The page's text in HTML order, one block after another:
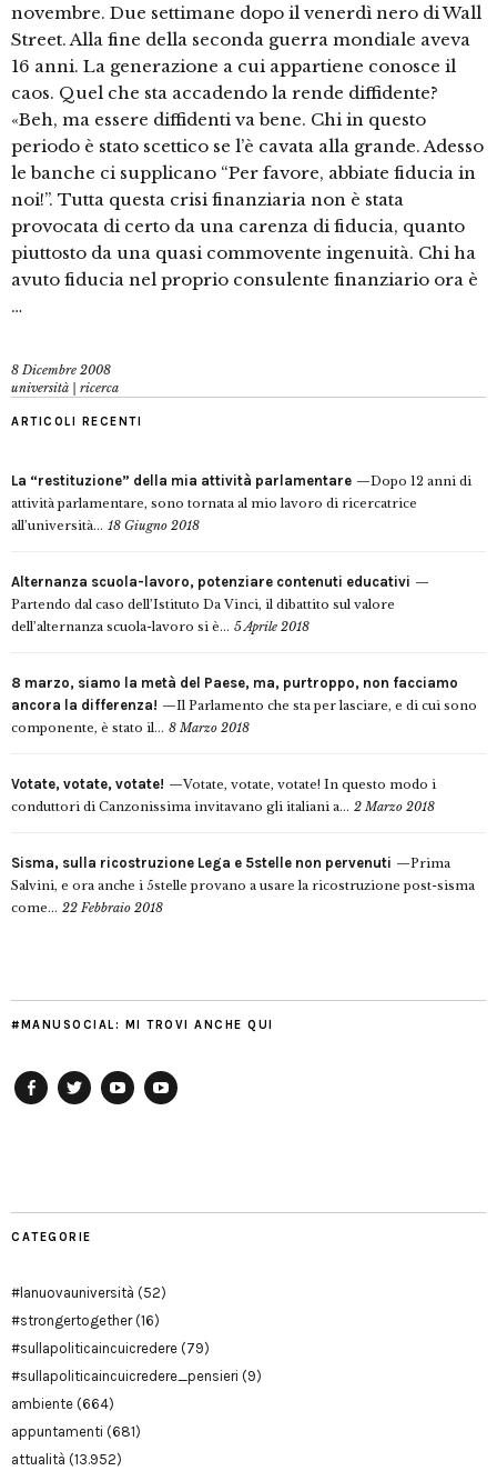
novembre. Due settimane dopo il venerdì nero di Wall
Street. Alla fine della seconda guerra mondiale aveva
16 anni. La generazione a cui appartiene conosce il
caos. Quel che sta accadendo la rende diffidente?
«Beh, ma essere diffidenti va bene. Chi in questo
periodo è stato scettico se l’è cavata alla grande. Adesso
le banche ci supplicano “Per favore, abbiate fiducia in
noi!”. Tutta questa crisi finanziaria non è stata
provocata di certo da una carenza di fiducia, quanto
piuttosto da una quasi commovente ingenuità. Chi ha
avuto fiducia nel proprio consulente finanziario ora è
…
8 Dicembre 2008
università | ricerca
ARTICOLI RECENTI
La “restituzione” della mia attività parlamentare
Dopo 12 anni di
attività parlamentare, sono tornata al mio lavoro di ricercatrice
all’università... 18 Giugno 2018
Alternanza scuola-lavoro, potenziare contenuti educativi
Partendo dal caso dell’Istituto Da Vinci, il dibattito sul valore
dell’alternanza scuola-lavoro si è... 5 Aprile 2018
8 marzo, siamo la metà del Paese, ma, purtroppo, non facciamo
ancora la differenza!
Il Parlamento che sta per lasciare, e di cui sono
componente, è stato il... 8 Marzo 2018
Votate, votate, votate!
Votate, votate, votate! In questo modo i
conduttori di Canzonissima invitavano gli italiani a... 2 Marzo 2018
Sisma, sulla ricostruzione Lega e 5stelle non pervenuti
Prima
Salvini, e ora anche i 5stelle provano a usare la ricostruzione post-sisma
come... 22 Febbraio 2018
#MANUSOCIAL: MI TROVI ANCHE QUI
CATEGORIE
#lanuovauniversità (52)
#strongertogether(16)
#sullapoliticaincuicredere (79)
#sullapoliticaincuicredere_pensieri (9)
ambiente (664)
appuntamenti (681)
attualità (13.952)